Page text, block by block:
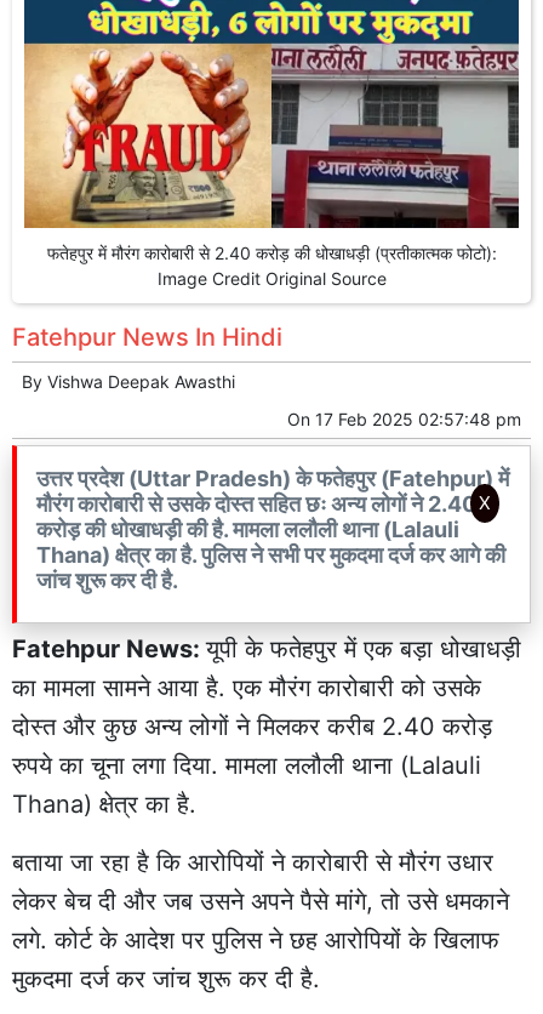
फतेहपुर में मौरंग कारोबारी से 2.40 करोड़ की धोखाधड़ी (प्रतीकात्मक फोटो):
Image Credit Original Source
Fatehpur News In Hindi
By Vishwa Deepak Awasthi
On 17 Feb 2025 02:57:48 pm
उत्तर प्रदेश (Uttar Pradesh) के फतेहपुर (Fatehpur) में
मौरंग कारोबारी से उसके दोस्त सहित छः अन्य लोगों ने 2.40
करोड़ की धोखाधड़ी की है. मामला ललौली थाना (Lalauli
Thana) क्षेत्र का है. पुलिस ने सभी पर मुकदमा दर्ज कर आगे की
जांच शुरू कर दी है.
Fatehpur News:यूपी केफतेहपुर में एक बड़ा धोखाधड़ी
का मामला सामने आया है. एक मौरंग कारोबारी को उसके
दोस्त और कुछ अन्य लोगों ने मिलकर करीब 2.40 करोड़
रुपये का चूना लगा दिया. मामला ललौली थाना (Lalauli
Thana) क्षेत्र का है.
बताया जा रहा है कि आरोपियों ने कारोबारी से मौरंग उधार
लेकर बेच दी और जब उसने अपने पैसे मांगे, तो उसे धमकाने
लगे. कोर्ट के आदेश पर पुलिस ने छह आरोपियों के खिलाफ
मुकदमा दर्ज कर जांच शुरू कर दी है.
X